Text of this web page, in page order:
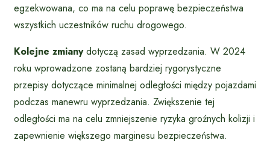
egzekwowana, co ma na celu poprawę bezpieczeństwa
wszystkich uczestników ruchu drogowego.
Kolejne zmianydotyczą zasad wyprzedzania. W 2024
roku wprowadzone zostaną bardziej rygorystyczne
przepisy dotyczące minimalnej odległości między pojazdami
podczas manewru wyprzedzania. Zwiększenie tej
odległości ma na celu zmniejszenie ryzyka groźnych kolizji i
zapewnienie większego marginesu bezpieczeństwa.